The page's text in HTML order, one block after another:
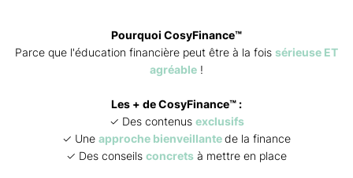
Pourquoi CosyFinance™
Parce que l'éducation financière peut être à la fois sérieuse ET
agréable !
Les + de CosyFinance™ :
✓ Des contenus exclusifs
✓ Une approche bienveillantede la finance
✓ Des conseils concrets à mettre en place